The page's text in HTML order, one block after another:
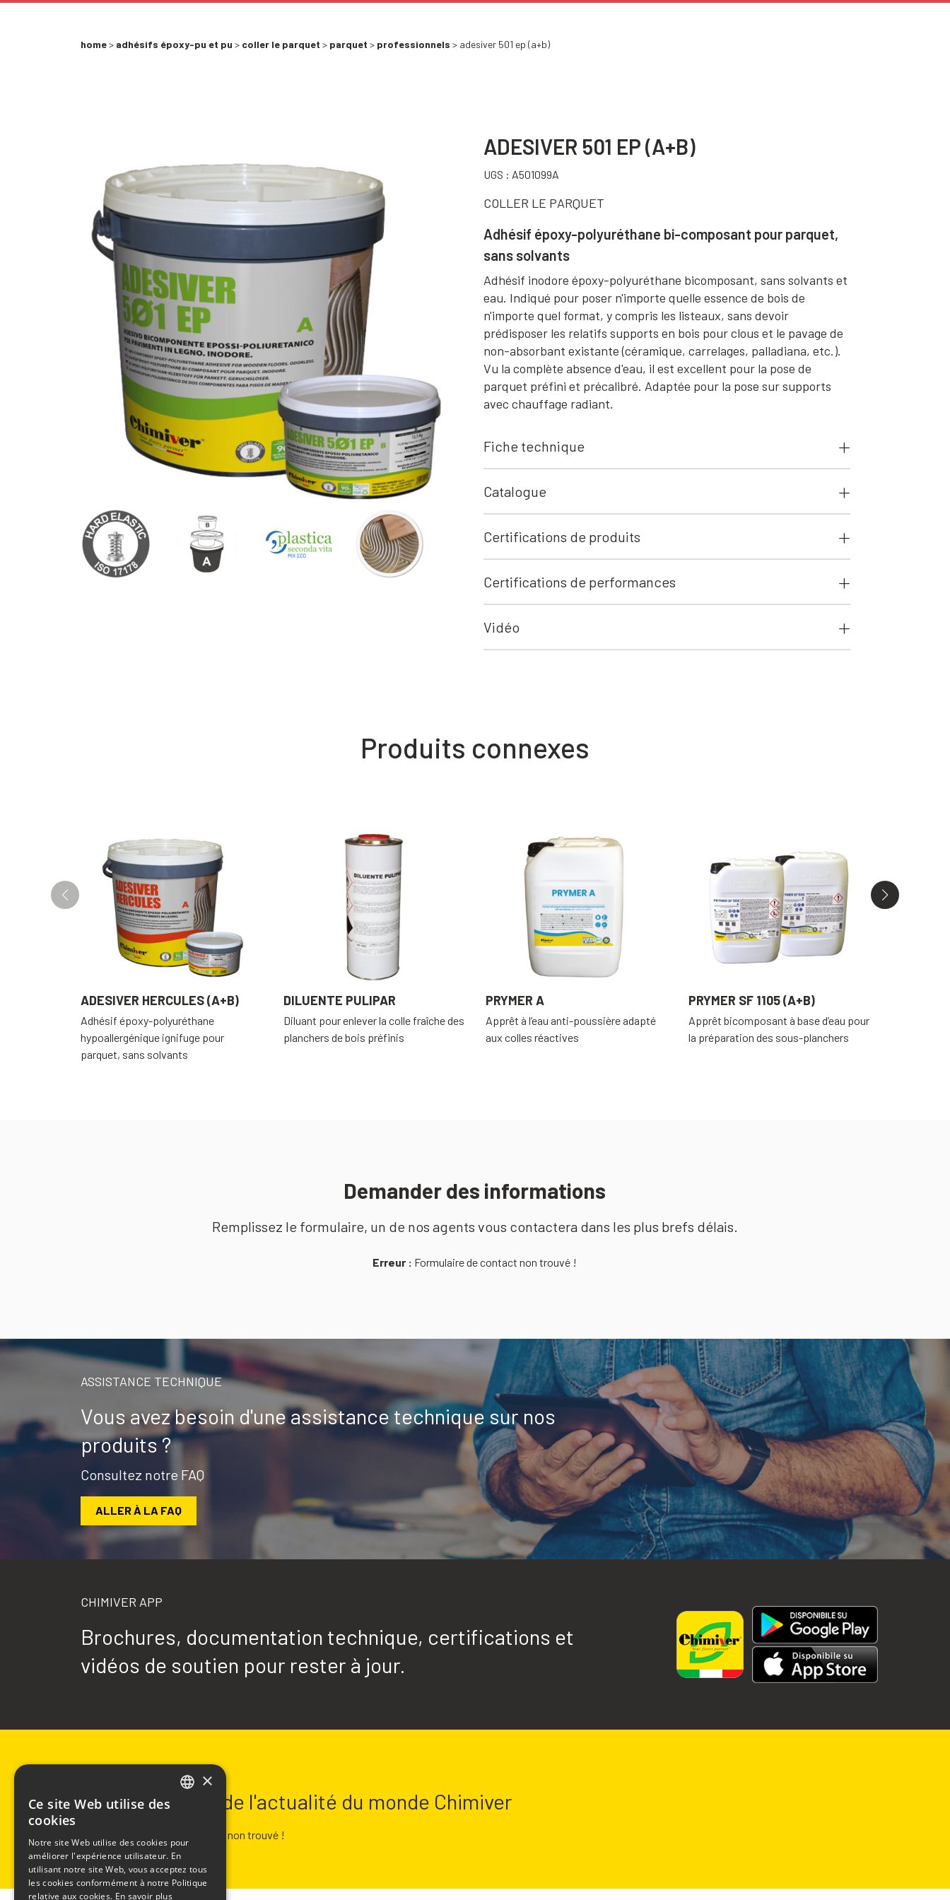
home> adhésifs époxy-pu et pu > coller le parquet > parquet > professionnels > adesiver 501 ep (a+b)
ADESIVER 501 EP (A+B)
UGS : A501099A
COLLER LE PARQUET
Adhésif époxy-polyuréthane bi-composant pour parquet,
sans solvants
Adhésif inodore époxy-polyuréthane bicomposant, sans solvants et
eau. Indiqué pour poser n'importe quelle essence de bois de
n'importe quel format, y compris les listeaux, sans devoir
prédisposer les relatifs supports en bois pour clous et le pavage de
non-absorbant existante (céramique, carrelages, palladiana, etc.).
Vu la complète absence d'eau, il est excellent pour la pose de
parquet préfini et précalibré. Adaptée pour la pose sur supports
avec chauffage radiant.
Fiche technique
Catalogue
Certifications de produits
Certifications de performances
Vidéo
Produits connexes
ADESIVER HERCULES (A+B)
Adhésif époxy-polyuréthane
hypoallergénique ignifuge pour
parquet, sans solvants
DILUENTE PULIPAR
Diluant pour enlever la colle fraîche des
planchers de bois préfinis
PRYMER A
Apprêt à l’eau anti-poussière adapté
aux colles réactives
PRYMER SF 1105 (A+B)
Apprêt bicomposant à base d’eau pour
la préparation des sous-planchers
Demander des informations
Remplissez le formulaire, un de nos agents vous contactera dans les plus brefs délais.
Erreur : Formulaire de contact non trouvé !
ASSISTANCE TECHNIQUE
Vous avez besoin d'une assistance technique sur nos
produits ?
Consultez notre FAQ
ALLER À LA FAQ
CHIMIVER APP
Brochures, documentation technique, certifications et
vidéos de soutien pour rester à jour.
Restez informé de l'actualité du monde Chimiver
Formulaire de contact non trouvé !
SPANISH
×
Ce site Web utilise des
cookies
Notre site Web utilise des cookies pour
améliorer l'expérience utilisateur. En
utilisant notre site Web, vous acceptez tous
les cookies conformément à notre Politique
relative aux cookies. En savoir plus